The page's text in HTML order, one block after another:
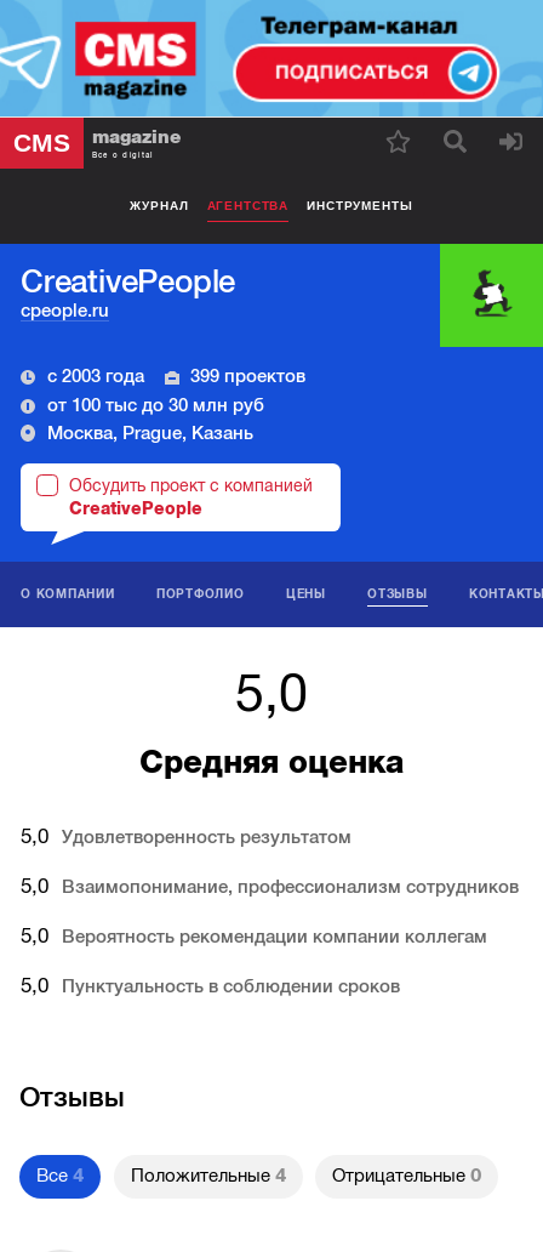
CMS magazine
Все о digital
ЖУРНАЛ АГЕНТСТВА ИНСТРУМЕНТЫ
CreativePeople
cpeople.ru
с 2003 года
399 проектов
от 100 тыс до 30 млн руб
Москва, Prague, Казань
Обсудить проект с компанией
CreativePeople
О КОМПАНИИ ПОРТФОЛИО ЦЕНЫ ОТЗЫВЫ
5,0
Средняя оценка
5,0 Удовлетворенность результатом
5,0 Взаимопонимание, профессионализм сотрудников
5,0 Вероятность рекомендации компании коллегам
5,0 Пунктуальность в соблюдении сроков
Отзывы
Все 4 Положительные 4 Отрицательные 0